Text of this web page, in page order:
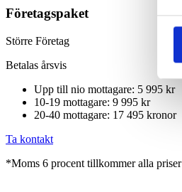
Företagspaket
Större Företag
Betalas årsvis
Upp till nio mottagare: 5 995 kr
10-19 mottagare: 9 995 kr
20-40 mottagare: 17 495 kronor
Ta kontakt
*Moms 6 procent tillkommer alla priser